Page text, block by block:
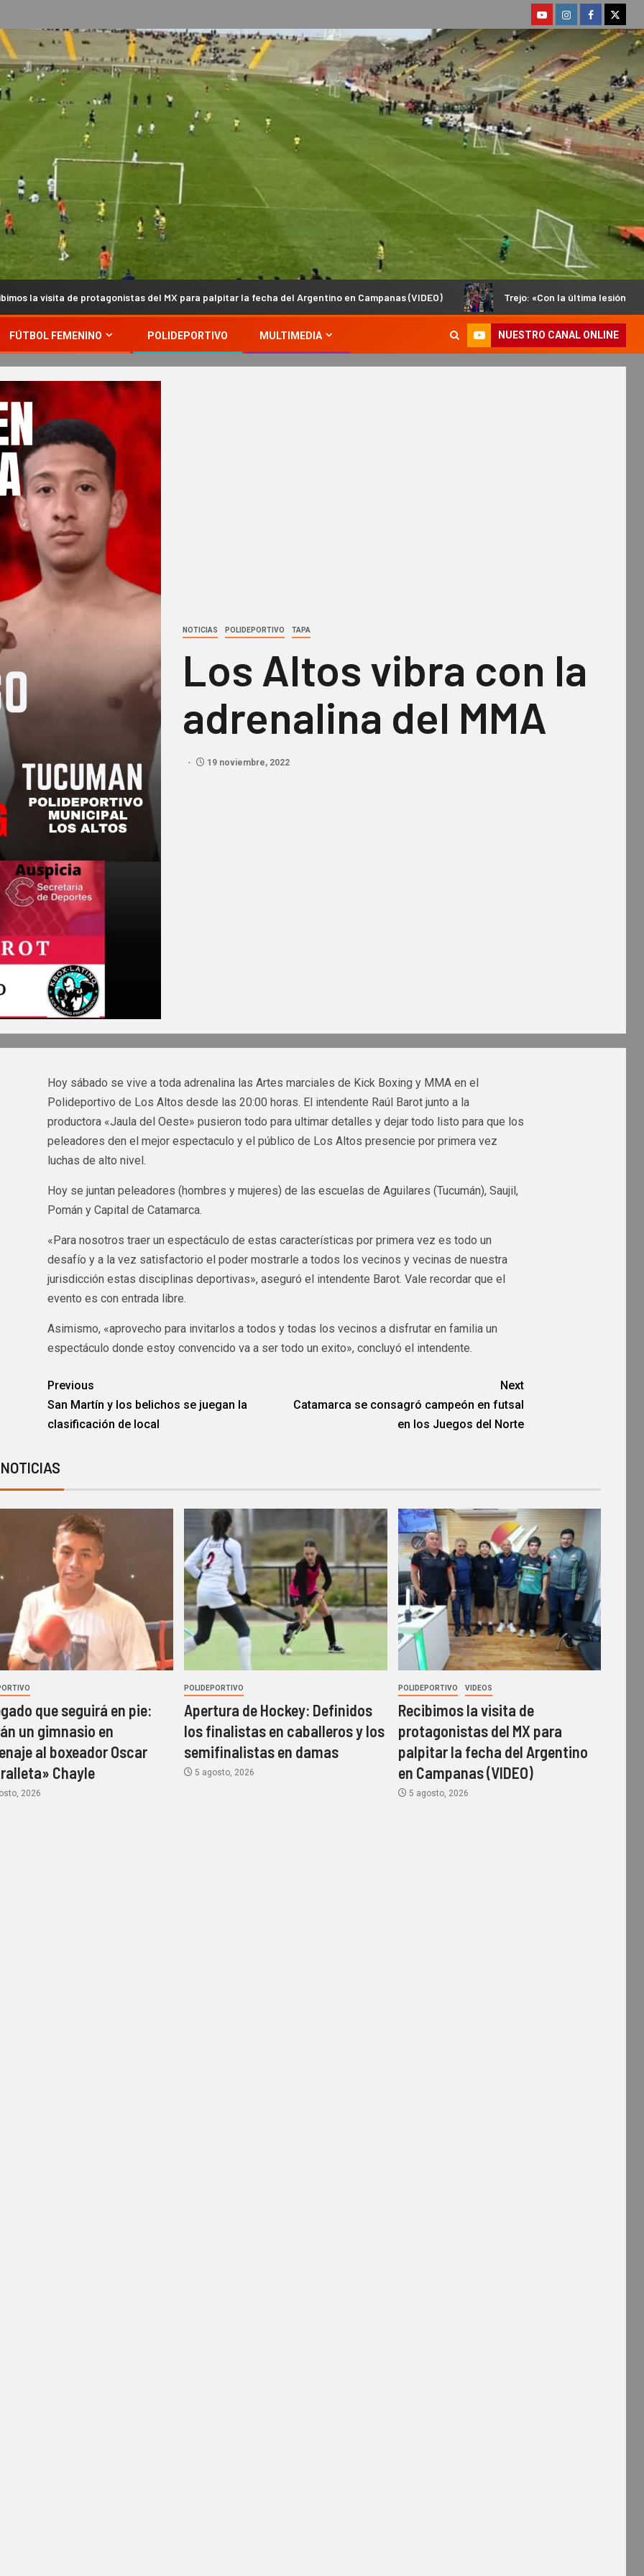
del MX para palpitar la fecha del Argentino en Campanas (VIDEO) Trejo: «Con la última lesión no podía volver a pisar
FÚTBOL FEMENINO POLIDEPORTIVO MULTIMEDIA NUESTRO CANAL ONLINE
NOTICIAS POLIDEPORTIVO TAPA
Los Altos vibra con la
adrenalina del MMA
19 noviembre, 2022
Hoy sábado se vive a toda adrenalina las Artes marciales de Kick Boxing y MMA en el
Polideportivo de Los Altos desde las 20:00 horas. El intendente Raúl Barot junto a la
productora «Jaula del Oeste» pusieron todo para ultimar detalles y dejar todo listo para que los
peleadores den el mejor espectaculo y el público de Los Altos presencie por primera vez
luchas de alto nivel.
Hoy se juntan peleadores (hombres y mujeres) de las escuelas de Aguilares (Tucumán), Saujil,
Pomán y Capital de Catamarca.
«Para nosotros traer un espectáculo de estas características por primera vez es todo un
desafío y a la vez satisfactorio el poder mostrarle a todos los vecinos y vecinas de nuestra
jurisdicción estas disciplinas deportivas», aseguró el intendente Barot. Vale recordar que el
evento es con entrada libre.
Asimismo, «aprovecho para invitarlos a todos y todas los vecinos a disfrutar en familia un
espectáculo donde estoy convencido va a ser todo un exito», concluyó el intendente.
Previous
San Martín y los belichos se juegan la
clasificación de local
Next
Catamarca se consagró campeón en futsal
en los Juegos del Norte
que seguirá en pie:
un gimnasio en
al boxeador Oscar
Chayle
2026
POLIDEPORTIVO
Apertura de Hockey: Definidos
los finalistas en caballeros y los
semifinalistas en damas
5 agosto, 2026
POLIDEPORTIVO VIDEOS
Recibimos la visita de
protagonistas del MX para
palpitar la fecha del Argentino
en Campanas (VIDEO)
5 agosto, 2026